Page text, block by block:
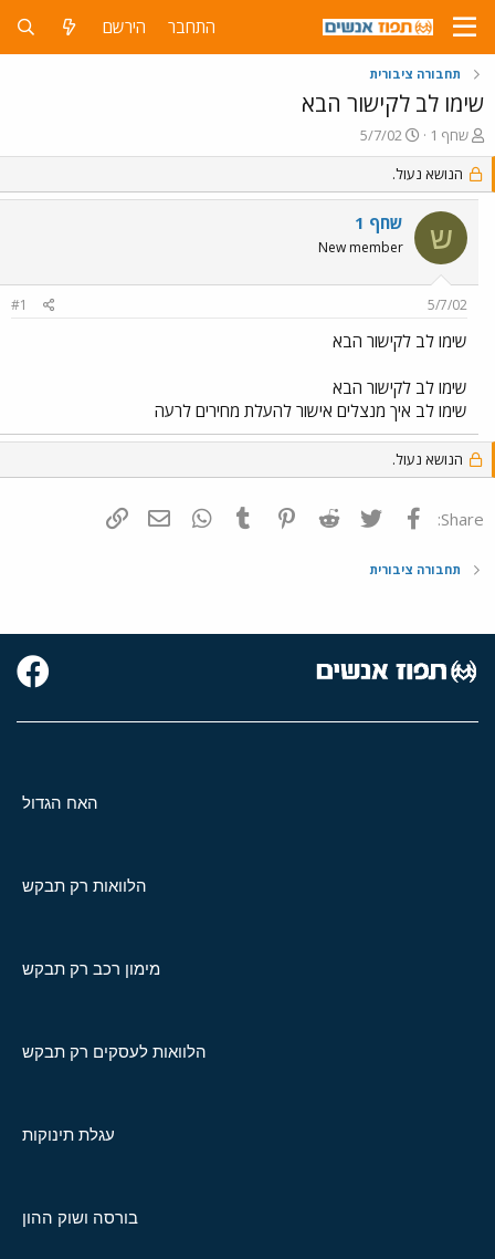
התחבר הירשם
תחבורה ציבורית
שימו לב לקישור הבא
פ
ו
ת
ח
נ
שחף 1
פ
ו
ר
ס
ם
ב
ת
ך
5/7/02
הנושא נעול.
ש שחף 1
New member
5/7/02
#1
שימו לב לקישור הבא
שימו לב לקישור הבא
שימו לב איך מנצלים אישור להעלת מחירים לרעה
הנושא נעול.
Share: פייסבוק Twitter
Reddit
Pinterest
Tumblr
WhatsAppדואר אלקטרוני
תחבורה ציבורית
האח הגדול
הלוואות רק תבקש
מימון רכב רק תבקש
הלוואות לעסקים רק תבקש
עגלת תינוקות
בורסה ושוק ההון